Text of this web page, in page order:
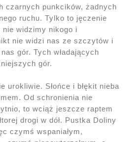
czarnych punkcików, żadnych
ruchu. Tylko to jęczenie
nie widzimy nikogo i
nie widzi nas ze szczytów i
gór. Tych władających
gór.
urokliwie. Słońce i błękit nieba
Od schronienia nie
to wciąż jeszcze raptem
drogi w dół. Pustka Doliny
czymś wspaniałym,